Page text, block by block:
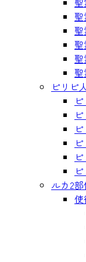
聖
聖
聖
聖
聖
ピリピ
ルカ2
使